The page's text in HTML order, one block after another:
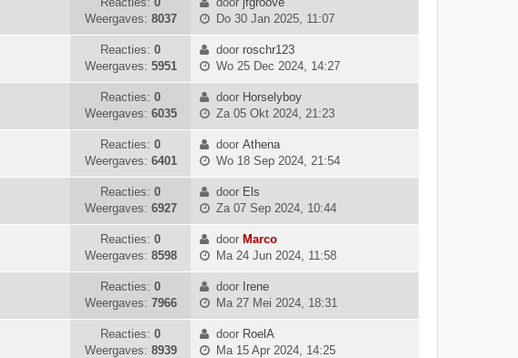
h
t
r
c
h
e
b
e
r
i
c
h
t
s
t
e
b
e
r
h
l
a
a
t
s
t
e
b
r
i
h
i
j
l
a
a
t
s
e
b
r
h
Weergaves: 8037
B
i
j
k
l
a
t
s
e
b
r
i
h
Do 30 Jan 2025, 11:07
Reacties: 0
Weergaves: 5951
door roschr123
B
i
j
a
t
s
e
b
r
Wo 25 Dec 2024, 14:27
Reacties: 0
Weergaves: 6035
door Horselyboy
B
i
j
l
a
t
s
e
b
r
Za 05 Okt 2024, 21:23
Reacties: 0
Weergaves: 6401
door Athena
B
i
j
l
a
t
s
e
Wo 18 Sep 2024, 21:54
Reacties: 0
Weergaves: 6927
door Els
B
k
j
a
a
t
Za 07 Sep 2024, 10:44
Reacties: 0
Weergaves: 8598
door Marco
B
i
j
l
Ma 24 Jun 2024, 11:58
Reacties: 0
Weergaves: 7966
door Irene
B
i
Ma 27 Mei 2024, 18:31
Reacties: 0
Weergaves: 8939
door RoelA
B
Ma 15 Apr 2024, 14:25